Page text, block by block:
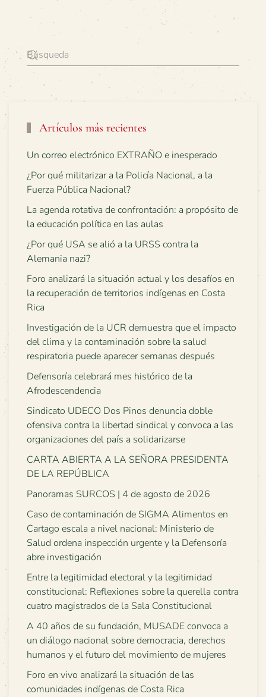
Artículos más recientes
Un correo electrónico EXTRAÑO e inesperado
¿Por qué militarizar a la Policía Nacional, a la
Fuerza Pública Nacional?
La agenda rotativa de confrontación: a propósito de
la educación política en las aulas
¿Por qué USA se alió a la URSS contra la
Alemania nazi?
Foro analizará la situación actual y los desafíos en
la recuperación de territorios indígenas en Costa
Rica
Investigación de la UCR demuestra que el impacto
del clima y la contaminación sobre la salud
respiratoria puede aparecer semanas después
Defensoría celebrará mes histórico de la
Afrodescendencia
Sindicato UDECO Dos Pinos denuncia doble
ofensiva contra la libertad sindical y convoca a las
organizaciones del país a solidarizarse
CARTA ABIERTA A LA SEÑORA PRESIDENTA
DE LA REPÚBLICA
Panoramas SURCOS | 4 de agosto de 2026
Caso de contaminación de SIGMA Alimentos en
Cartago escala a nivel nacional: Ministerio de
Salud ordena inspección urgente y la Defensoría
abre investigación
Entre la legitimidad electoral y la legitimidad
constitucional: Reflexiones sobre la querella contra
cuatro magistrados de la Sala Constitucional
A 40 años de su fundación, MUSADE convoca a
un diálogo nacional sobre democracia, derechos
humanos y el futuro del movimiento de mujeres
Foro en vivo analizará la situación de las
comunidades indígenas de Costa Rica